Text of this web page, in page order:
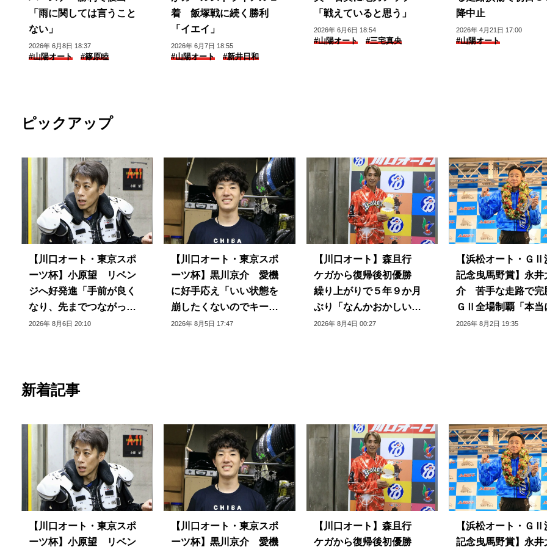
「雨に関しては言うこと
ない」
2026年 6月8日 18:37
#山陽オート #篠原睦
着 飯塚戦に続く勝利
「イエイ」
2026年 6月7日 18:55
#山陽オート #新井日和
「戦えていると思う」
2026年 6月6日 18:54
#山陽オート #三宅真央
降中止
2026年 4月21日 17:00
#山陽オート
ピックアップ
【川口オート・東京スポ
ーツ杯】小原望 リベン
ジへ好発進「手前が良く
なり、先までつながって
いる」
2026年 8月6日 20:10
【川口オート・東京スポ
ーツ杯】黒川京介 愛機
に好手応え「いい状態を
崩したくないのでキープ
できるように」
2026年 8月5日 17:47
【川口オート】森且行
ケガから復帰後初優勝
繰り上がりで５年９か月
ぶり「なんかおかしい感
じ」
2026年 8月4日 00:27
【浜松オート・ＧⅡ
記念曳馬野賞】永井
介 苦手な走路で完
ＧⅡ全場制覇「本当
じられない」
2026年 8月2日 19:35
新着記事
【川口オート・東京スポ
ーツ杯】小原望 リベン
【川口オート・東京スポ
ーツ杯】黒川京介 愛機
【川口オート】森且行
ケガから復帰後初優勝
【浜松オート・ＧⅡ
記念曳馬野賞】永井